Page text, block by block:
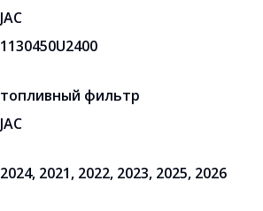
JAC
1130450U2400
топливный фильтр
JAC
2024, 2021, 2022, 2023, 2025, 2026